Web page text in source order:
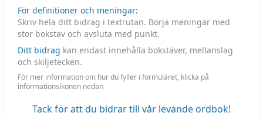
För definitioner och meningar:
Skriv hela ditt bidrag i textrutan. Börja meningar med
stor bokstav och avsluta med punkt.
Ditt bidrag kan endast innehålla bokstäver, mellanslag
och skiljetecken.
För mer information om hur du fyller i formuläret, klicka på
informationsikonen nedan
Tack för att du bidrar till vår levande ordbok!